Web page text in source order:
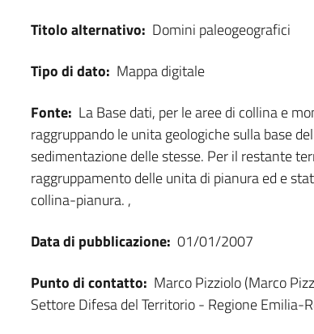
Titolo alternativo: Domini paleogeografici
Tipo di dato: Mappa digitale
Fonte: La Base dati, per le aree di collina e
raggruppando le unita geologiche sulla base
sedimentazione delle stesse. Per il restante
raggruppamento delle unita di pianura ed e
collina-pianura. ,
Data di pubblicazione: 01/01/2007
Punto di contatto: Marco Pizziolo (Marco
Settore Difesa del Territorio - Regione Emilia-